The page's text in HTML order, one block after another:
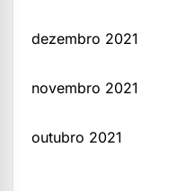
dezembro 2021
novembro 2021
outubro 2021